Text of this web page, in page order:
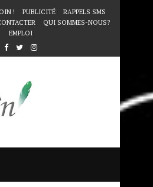
! PUBLICITÉ
RAPPELS SMS
QUI SOMMES-NOUS?
EMPLOI